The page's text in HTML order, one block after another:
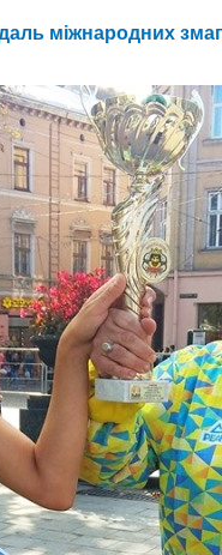
міжнародних